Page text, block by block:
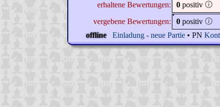
erhaltene Bewertungen: 0 positiv 🛈
vergebene Bewertungen:
0 positiv 🛈
offline
Einladung - neue Partie • PN